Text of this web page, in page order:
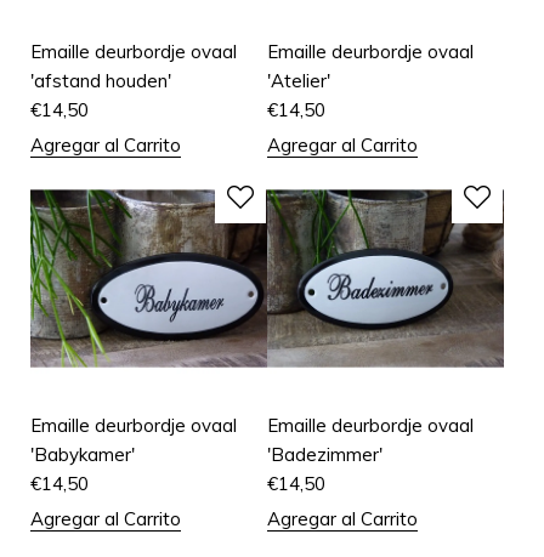
Emaille deurbordje ovaal
'afstand houden'
€14,50
Agregar al Carrito
Emaille deurbordje ovaal
'Atelier'
€14,50
Agregar al Carrito
Emaille deurbordje ovaal
'Babykamer'
€14,50
Agregar al Carrito
Emaille deurbordje ovaal
'Badezimmer'
€14,50
Agregar al Carrito